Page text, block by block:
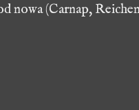
nowa (Carnap,